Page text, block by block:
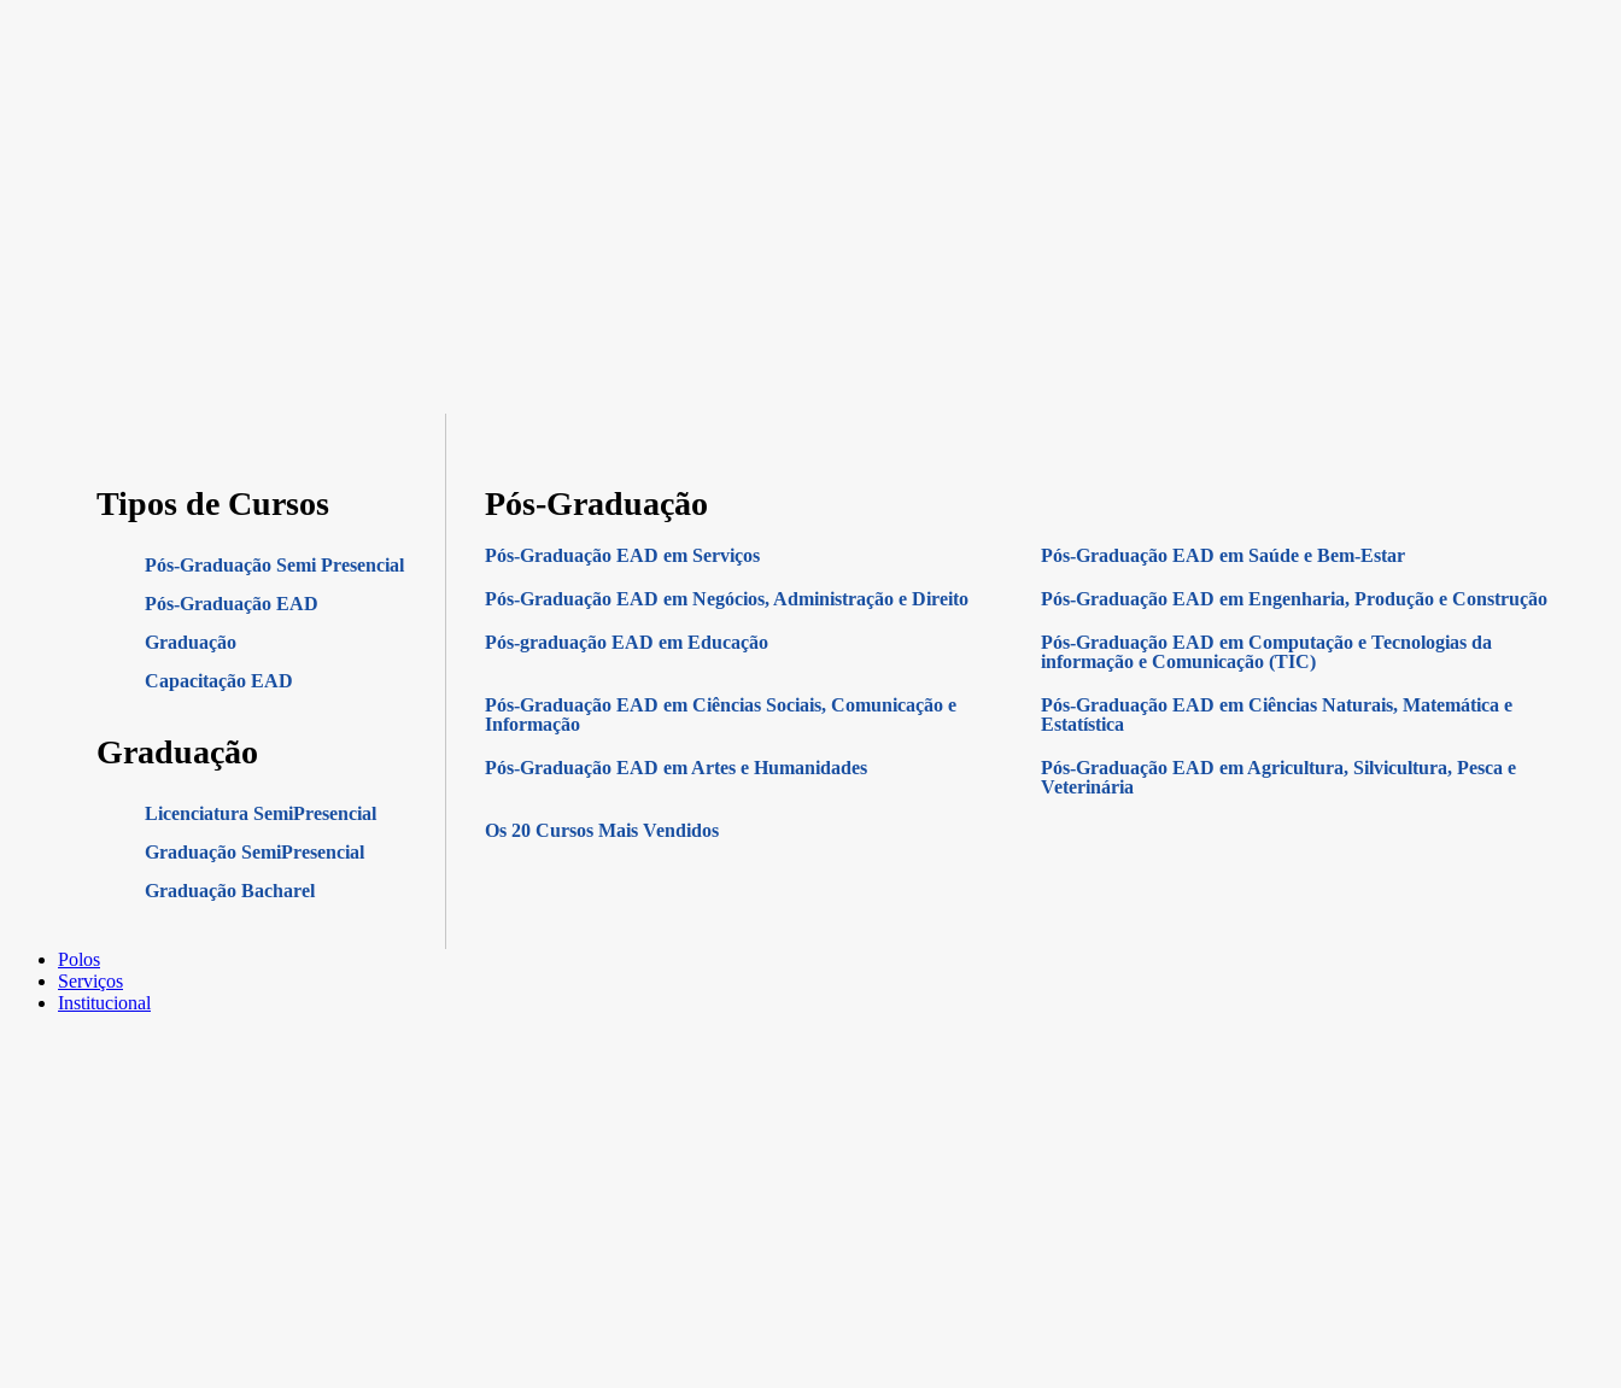
Tipos de Cursos
Pós-Graduação Semi Presencial
Pós-Graduação EAD
Graduação
Capacitação EAD
Graduação
Licenciatura SemiPresencial
Graduação SemiPresencial
Graduação Bacharel
Pós-Graduação
Pós-Graduação EAD em Serviços Pós-Graduação EAD em Saúde e Bem-Estar
Pós-Graduação EAD em Negócios, Administração e Direito Pós-Graduação EAD em Engenharia, Produção e Construção
Pós-graduação EAD em Educação
Pós-Graduação EAD em Computação e Tecnologias da
informação e Comunicação (TIC)
Pós-Graduação EAD em Ciências Sociais, Comunicação e
Informação
Pós-Graduação EAD em Ciências Naturais, Matemática e
Estatística
Pós-Graduação EAD em Artes e Humanidades
Pós-Graduação EAD em Agricultura, Silvicultura, Pesca e
Veterinária
Os 20 Cursos Mais Vendidos
Polos
Serviços
Institucional